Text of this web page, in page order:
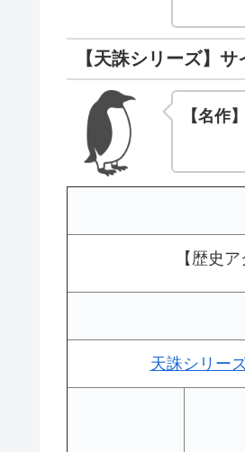
【天誅シリーズ】
【名作
【歴史
天誅シリー